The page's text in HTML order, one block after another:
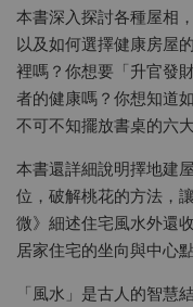
本書深入探討各種屋相
以及如何選擇健康房屋
裡嗎？你想要「升官發
者的健康嗎？你想知道
不可不知擺放書桌的六大
本書還詳細說明擇地建
位，破解桃花的方法，
微》細述住宅風水外還
居家住宅的坐向與中心
「風水」是古人的智慧